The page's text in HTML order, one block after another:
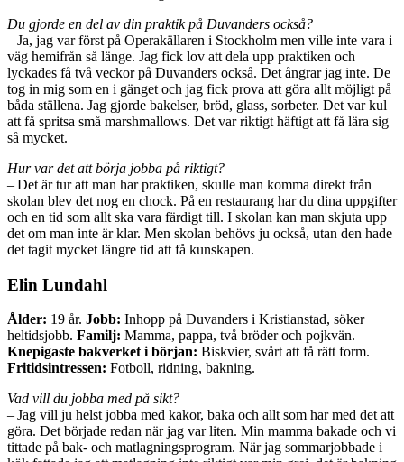
Du gjorde en del av din praktik på Duvanders också?
– Ja, jag var först på Operakällaren i Stockholm men ville inte vara i
väg hemifrån så länge. Jag fick lov att dela upp praktiken och
lyckades få två veckor på Duvanders också. Det ångrar jag inte. De
tog in mig som en i gänget och jag fick prova att göra allt möjligt på
båda ställena. Jag gjorde bakelser, bröd, glass, sorbeter. Det var kul
att få spritsa små marshmallows. Det var riktigt häftigt att få lära sig
så mycket.
Hur var det att börja jobba på riktigt?
– Det är tur att man har praktiken, skulle man komma direkt från
skolan blev det nog en chock. På en restaurang har du dina uppgifter
och en tid som allt ska vara färdigt till. I skolan kan man skjuta upp
det om man inte är klar. Men skolan behövs ju också, utan den hade
det tagit mycket längre tid att få kunskapen.
Elin Lundahl
Ålder: 19 år. Jobb: Inhopp på Duvanders i Kristianstad, söker
heltidsjobb. Familj: Mamma, pappa, två bröder och pojkvän.
Knepigaste bakverket i början: Biskvier, svårt att få rätt form.
Fritidsintressen: Fotboll, ridning, bakning.
Vad vill du jobba med på sikt?
– Jag vill ju helst jobba med kakor, baka och allt som har med det att
göra. Det började redan när jag var liten. Min mamma bakade och vi
tittade på bak- och matlagningsprogram. När jag sommarjobbade i